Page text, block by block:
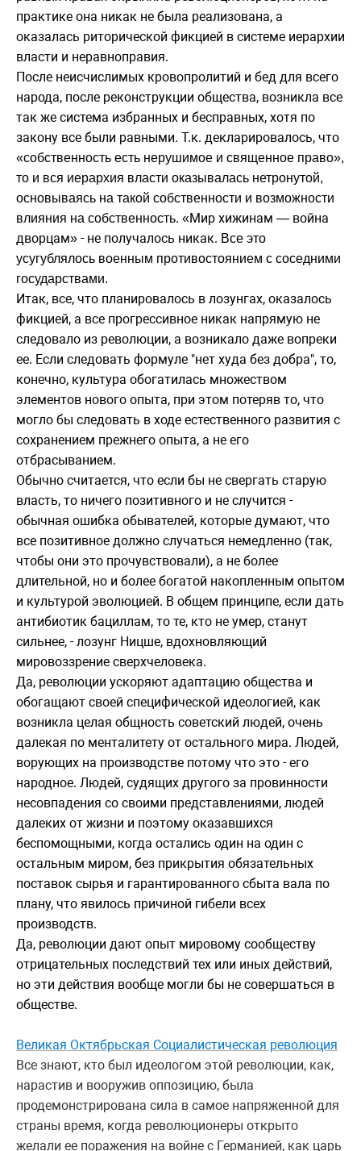
практике она никак не была реализована, а
оказалась риторической фикцией в системе иерархии
власти и неравноправия.
После неисчислимых кровопролитий и бед для всего
народа, после реконструкции общества, возникла все
так же система избранных и бесправных, хотя по
закону все были равными. Т.к. декларировалось, что
«собственность есть нерушимое и священное право»,
то и вся иерархия власти оказывалась нетронутой,
основываясь на такой собственности и возможности
влияния на собственность. «Мир хижинам — война
дворцам» - не получалось никак. Все это
усугублялось военным противостоянием с соседними
государствами.
Итак, все, что планировалось в лозунгах, оказалось
фикцией, а все прогрессивное никак напрямую не
следовало из революции, а возникало даже вопреки
ее. Если следовать формуле "нет худа без добра", то,
конечно, культура обогатилась множеством
элементов нового опыта, при этом потеряв то, что
могло бы следовать в ходе естественного развития с
сохранением прежнего опыта, а не его
отбрасыванием.
Обычно считается, что если бы не свергать старую
власть, то ничего позитивного и не случится -
обычная ошибка обывателей, которые думают, что
все позитивное должно случаться немедленно (так,
чтобы они это прочувствовали), а не более
длительной, но и более богатой накопленным опытом
и культурой эволюцией. В общем принципе, если дать
антибиотик бациллам, то те, кто не умер, станут
сильнее, - лозунг Ницше, вдохновляющий
мировоззрение сверхчеловека.
Да, революции ускоряют адаптацию общества и
обогащают своей специфической идеологией, как
возникла целая общность советский людей, очень
далекая по менталитету от остального мира. Людей,
ворующих на производстве потому что это - его
народное. Людей, судящих другого за провинности
несовпадения со своими представлениями, людей
далеких от жизни и поэтому оказавшихся
беспомощными, когда остались один на один с
остальным миром, без прикрытия обязательных
поставок сырья и гарантированного сбыта вала по
плану, что явилось причиной гибели всех
производств.
Да, революции дают опыт мировому сообществу
отрицательных последствий тех или иных действий,
но эти действия вообще могли бы не совершаться в
обществе.
Великая Октябрьская Социалистическая революция
Все знают, кто был идеологом этой революции, как,
нарастив и вооружив оппозицию, была
продемонстрирована сила в самое напряженной для
страны время, когда революционеры открыто
желали ее поражения на войне с Германией, как царь